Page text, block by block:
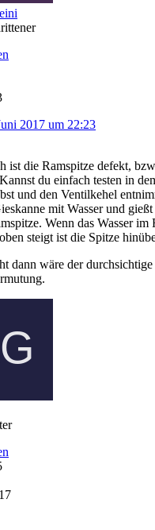
2017 um 22:23
ist die Ramspitze defekt,
du einfach testen in
und den Ventilkehel
mit Wasser und
Wenn das Wasser im
steigt ist die Spitze
dann wäre der